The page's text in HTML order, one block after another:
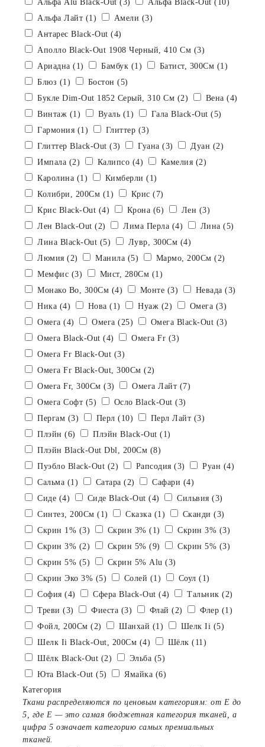
Альфа Alu Black-Out (3)
Альфа Black-Out (10)
Альфа Лайт (1)
Амели (3)
Антарес Black-Out (4)
Аполло Black-Out 1908 Черный, 410 См (3)
Ариадна (1)
Бамбук (1)
Батист, 300См (1)
Блюз (1)
Бостон (5)
Букле Dim-Out 1852 Серый, 310 См (2)
Вена (4)
Винтаж (1)
Вуаль (1)
Гала Black-Out (5)
Гармония (1)
Глиттер (3)
Глиттер Black-Out (3)
Гуана (3)
Дуан (2)
Импала (2)
Калипсо (4)
Камелия (2)
Каролина (1)
Кимберли (1)
Колибри, 200См (1)
Крис (7)
Крис Black-Out (4)
Крона (6)
Лен (3)
Лен Black-Out (2)
Лима Перла (4)
Лина (5)
Лина Black-Out (5)
Лувр, 300См (4)
Люмия (2)
Манила (5)
Мармо, 200См (2)
Мемфис (3)
Мист, 280См (1)
Монако Bo, 300См (4)
Монте (3)
Невада (3)
Ника (4)
Нова (1) Нуаж (2)
Омега (3)
Омега (4)
Омега (25)
Омега Black-Out (3)
Омега Black-Out (4)
Омега Fr (3)
Омега Fr Black-Out (3)
Омега Fr Black-Out, 300См (2)
Омега Fr, 300См (3)
Омега Лайт (7)
Омега Софт (5)
Осло Black-Out (3)
Пергам (3)
Перл (10)
Перл Лайт (3)
Плэйн (6)
Плэйн Black-Out (1)
Плэйн Black-Out Dbl, 200См (8)
Пуэбло Black-Out (2)
Рапсодия (3)
Руан (4)
Сальма (1)
Сатара (2)
Сафари (4)
Сиде (4)
Сиде Black-Out (4)
Сильвия (3)
Синтез, 200См (1)
Сказка (1)
Сканди (3)
Скрин 1% (3)
Скрин 3% (1)
Скрин 3% (3)
Скрин 3% (2)
Скрин 5% (9)
Скрин 5% (3)
Скрин 5% (5)
Скрин 5% Alu (3)
Скрин Эко 3% (5)
Солей (1)
Соул (1)
София (4)
Сфера Black-Out (4)
Тальник (2)
Треви (3)
Фиеста (3) Флай (2)
Флер (1)
Фойл, 200См (2)
Шанхай (1)
Шелк Ii (5)
Шелк Ii Black-Out, 200См (4)
Шёлк (11)
Шёлк Black-Out (2)
Эльба (5)
Юта Black-Out (5)
Ямайка (6)
Категория
Ткани распределяются по ценовым категориям: от E до
5, где Е — это самая бюджетная категория тканей, а
цифра 5 означает категорию самых премиальных
тканей.